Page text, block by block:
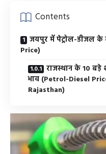
Contents
जयपुर में पेट्रोल-डीजल
Price)
राजस्थान के 10 बड़े
भाव (Petrol-Diesel
Rajasthan)